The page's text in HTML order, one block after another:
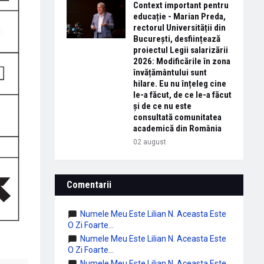
Context important pentru
educație - Marian Preda,
rectorul Universității din
București, desființează
proiectul Legii salarizării
2026: Modificările în zona
învățământului sunt
hilare. Eu nu înțeleg cine
le-a făcut, de ce le-a făcut
și de ce nu este
consultată comunitatea
academică din România
02 august
Comentarii
Numele Meu Este Lilian N. Aceasta Este
O Zi Foarte...
Numele Meu Este Lilian N. Aceasta Este
O Zi Foarte...